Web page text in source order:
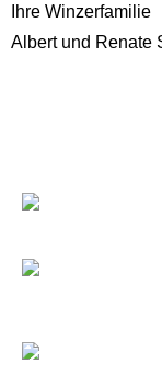
Ihre Winzerfamilie
Albert und Renate